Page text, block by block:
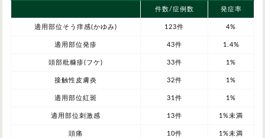
件数/症例数 発症率
適用部位そう痒感(かゆみ) 123件 4%
適用部位発疹 43件 1.4%
頭部粃糠疹(フケ) 33件 1%
接触性皮膚炎 32件 1%
適用部位紅斑 31件 1%
適用部位刺激感 13件 1%未満
頭痛 10件 1%未満